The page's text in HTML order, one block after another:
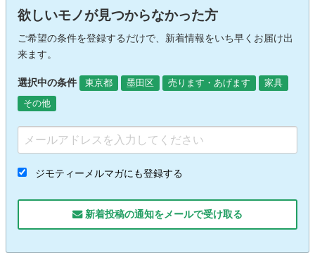
欲しいモノが見つからなかった方
ご希望の条件を登録するだけで、新着情報をいち早くお届け出
来ます。
選択中の条件 東京都 墨田区 売ります・あげます
家具
その他
ジモティーメルマガにも登録する
新着投稿の通知をメールで受け取る